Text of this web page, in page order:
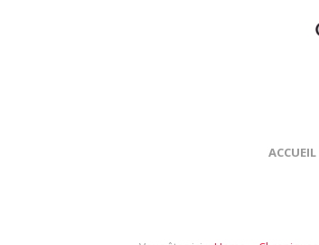
ACCUEIL